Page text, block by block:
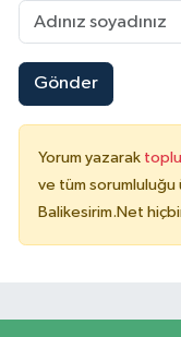
Gönder
Yorum yazarak
ve tüm sorumluluğu
Balikesirim.Net